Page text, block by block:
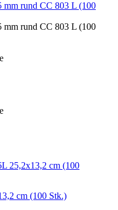
mm rund CC 803 L (100
mm rund CC 803 L (100
cm (100 Stk.)